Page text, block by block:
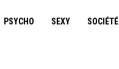
PSYCHO SEXY SOCIÉTÉ